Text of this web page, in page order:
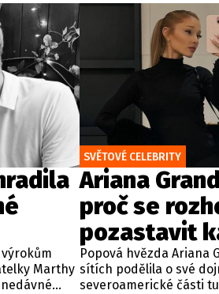
Marthy
SVĚTOVÉ CELEBRITY
Ariana
proč se
pozastavit
Popová hvězda Ariana
sítích podělila o své
severoamerické části